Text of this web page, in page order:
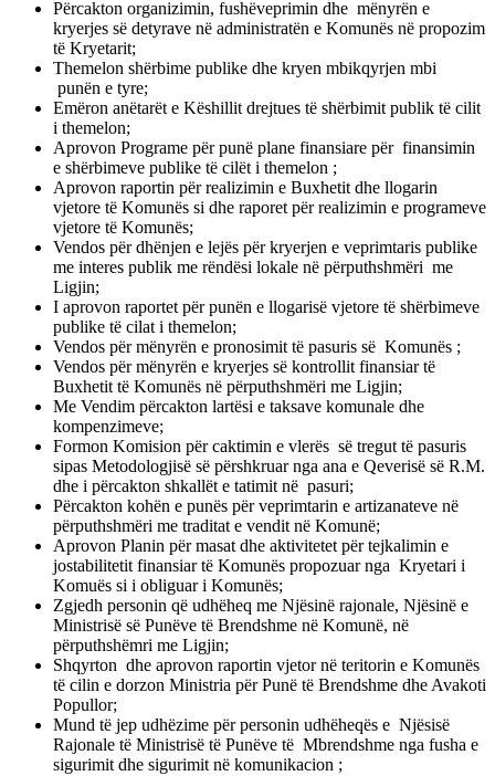
Përcakton organizimin, fushëveprimin dhe mënyrën e
kryerjes së detyrave në administratën e Komunës në propozim
të Kryetarit;
Themelon shërbime publike dhe kryen mbikqyrjen mbi
punën e tyre;
Emëron anëtarët e Këshillit drejtues të shërbimit publik të cilit
i themelon;
Aprovon Programe për punë plane finansiare për finansimin
e shërbimeve publike të cilët i themelon ;
Aprovon raportin për realizimin e Buxhetit dhe llogarin
vjetore të Komunës si dhe raporet për realizimin e programeve
vjetore të Komunës;
Vendos për dhënjen e lejës për kryerjen e veprimtaris publike
me interes publik me rëndësi lokale në përputhshmëri me
Ligjin;
I aprovon raportet për punën e llogarisë vjetore të shërbimeve
publike të cilat i themelon;
Vendos për mënyrën e pronosimit të pasuris së Komunës ;
Vendos për mënyrën e kryerjes së kontrollit finansiar të
Buxhetit të Komunës në përputhshmëri me Ligjin;
Me Vendim përcakton lartësi e taksave komunale dhe
kompenzimeve;
Formon Komision për caktimin e vlerës së tregut të pasuris
sipas Metodologjisë së përshkruar nga ana e Qeverisë së R.M.
dhe i përcakton shkallët e tatimit në pasuri;
Përcakton kohën e punës për veprimtarin e artizanateve në
përputhshmëri me traditat e vendit në Komunë;
Aprovon Planin për masat dhe aktivitetet për tejkalimin e
jostabilitetit finansiar të Komunës propozuar nga Kryetari i
Komuës si i obliguar i Komunës;
Zgjedh personin që udhëheq me Njësinë rajonale, Njësinë e
Ministrisë së Punëve të Brendshme në Komunë, në
përputhshëmri me Ligjin;
Shqyrton dhe aprovon raportin vjetor në teritorin e Komunës
të cilin e dorzon Ministria për Punë të Brendshme dhe Avakoti
Popullor;
Mund të jep udhëzime për personin udhëheqës e Njësisë
Rajonale të Ministrisë të Punëve të Mbrendshme nga fusha e
sigurimit dhe sigurimit në komunikacion ;